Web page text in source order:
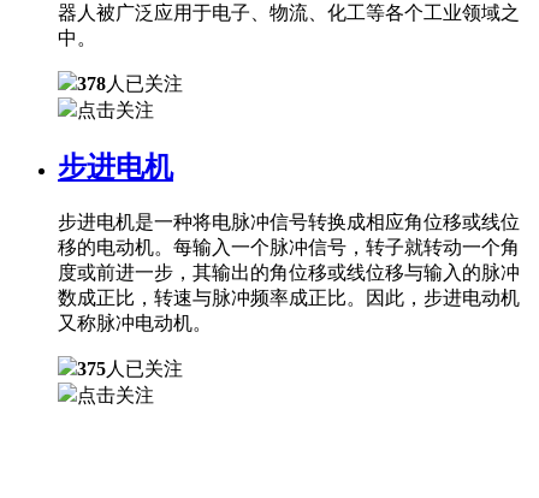
器人被广泛应用于电子、物流、化工等各个工业领域之
中。
378人已关注
点击关注
步进电机
步进电机是一种将电脉冲信号转换成相应角位移或线位
移的电动机。每输入一个脉冲信号，转子就转动一个角
度或前进一步，其输出的角位移或线位移与输入的脉冲
数成正比，转速与脉冲频率成正比。因此，步进电动机
又称脉冲电动机。
375人已关注
点击关注